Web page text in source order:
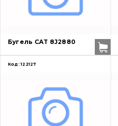
Бугель CAT 8J2880
Код: 122127